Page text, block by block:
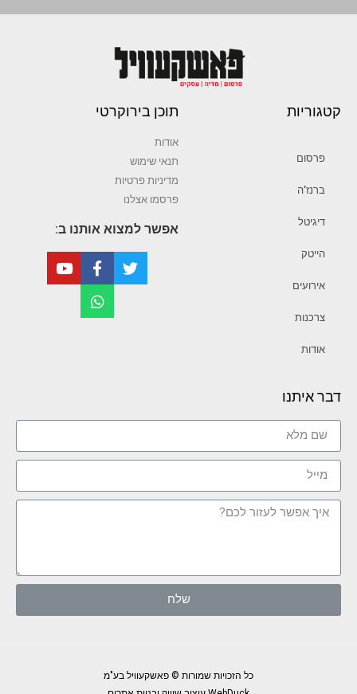
קטגוריות
פרסום
ברנז’ה
דיגיטל
הייטק
אירועים
צרכנות
אודות
תוכן בירוקרטי
אודות
תנאי שימוש
מדיניות פרטיות
פרסמו אצלנו
אפשר למצוא אותנו ב:
דבר איתנו
שלח
כל הזכויות שמורות © פאשקעוויל בע"מ